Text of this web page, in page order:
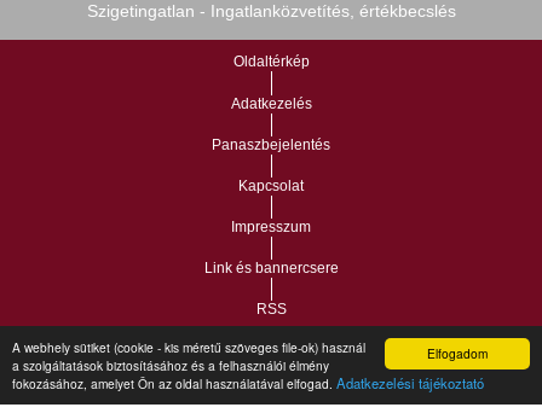
Elfogadom
A webhely sütiket (cookie - kis méretű szöveges file-ok) használ
a szolgáltatások biztosításához és a felhasználói élmény
fokozásához, amelyet Ön az oldal használatával elfogad. Adatkezelési tájékoztató
Szigetingatlan - Ingatlanközvetítés, értékbecslés
Oldaltérkép
Adatkezelés
Panaszbejelentés
Kapcsolat
Impresszum
Link és bannercsere
RSS
Copyright © 2021.Vár-Köz Kft. - Ingatlan nyilvántartó, ügyviteli és
adminisztrációs szoftver